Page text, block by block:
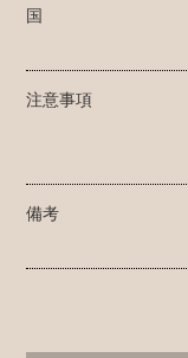
国
注意事項
備考